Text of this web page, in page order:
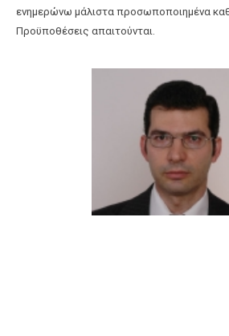
ενημερώνω μάλιστα προσωποποιημένα
Προϋποθέσεις απαιτούνται.